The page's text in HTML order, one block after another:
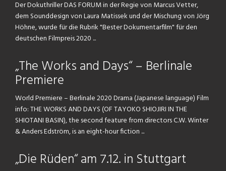
Der Dokuthriller DAS FORUM in der Regie von Marcus Vetter,
dem Sounddesign von Laura Matissek und der Mischung von Jörg
Höhne, wurde für die Rubrik "Bester Dokumentarfilm" für den
deutschen Filmpreis 2020 ...
„The Works and Days“ – Berlinale
Premiere
World Premiere – Berlinale 2020 Drama (Japanese language) Film
info: THE WORKS AND DAYS (OF TAYOKO SHIOJIRI IN THE
SHIOTANI BASIN), the second feature from directors C.W. Winter
& Anders Edström, is an eight-hour fiction ...
„Die Rüden“ am 7.12. in Stuttgart